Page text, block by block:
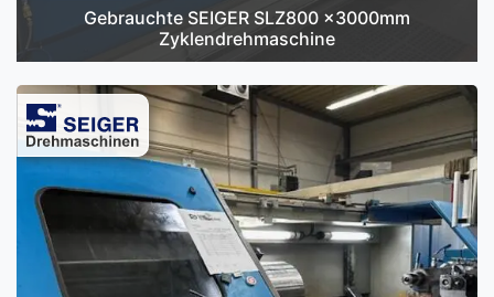
Gebrauchte SEIGER SLZ800 x3000mm
Zyklendrehmaschine